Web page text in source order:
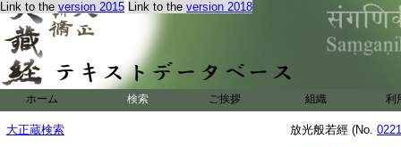
Link to the version 2015 Link to the version 2018
ホーム 検索 ご挨拶 組織 利
大正蔵検索 放光般若經 (No.
爲世間舍。爲世間
菩。須菩提。云何
羅三耶三 6
菩。
坦然泥洹。以是故
憂之岸坦然泥洹。
世間諸有生死。勤